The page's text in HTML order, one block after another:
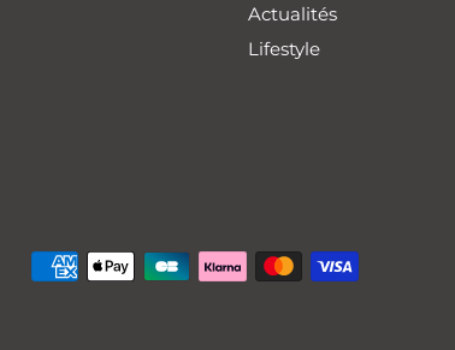
offerte
30€ d'achat
Actualités
Lifestyle